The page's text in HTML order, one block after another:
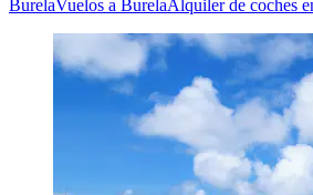
BurelaVuelos a BurelaAlquiler de coches